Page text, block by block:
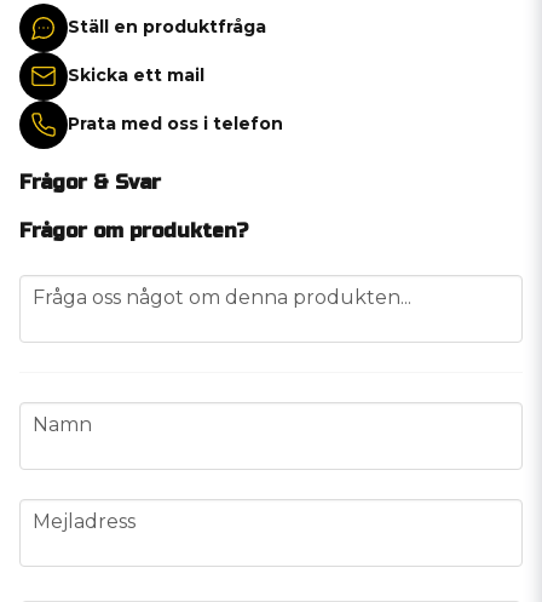
Ställ en produktfråga
Skicka ett mail
Prata med oss i telefon
Frågor & Svar
Frågor om produkten?
question
Fråga oss något om denna produkten...
name
Namn
email
Mejladress